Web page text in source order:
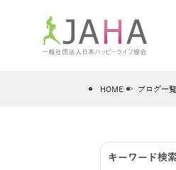
全米ヨガRYT200
骨盤ス
®
HOME ブログ一覧
キーワード検索